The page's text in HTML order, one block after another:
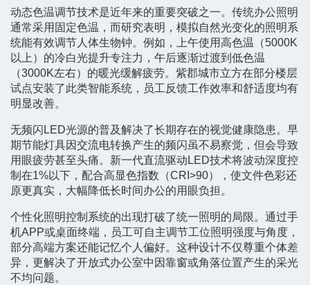
动态色温调节技术是近年来的重要突破之一。传统办公照明
通常采用固定色温，而研究表明，模拟自然光变化的照明系
统能有效调节人体生物钟。例如，上午使用高色温（5000K
以上）的冷白光提升专注力，午后逐渐过渡到低色温
（3000K左右）的暖光缓解疲劳。紫郡城市立方在部分楼层
试点安装了此类智能系统，员工反馈工作效率和舒适度均有
明显改善。
无频闪LED光源的普及解决了长期存在的视觉健康隐患。早
期节能灯具因交流电转换产生的频闪虽不易察觉，但会导致
用眼疲劳甚至头痛。新一代直流驱动LED技术将波动深度控
制在1%以下，配合高显色指数（CRI>90），使文件色彩还
原更真实，大幅降低长时间办公的用眼负担。
个性化照明控制系统的出现打破了统一照明的局限。通过手
机APP或桌面终端，员工可自主调节工位照明强度与角度，
部分高端方案还能记忆个人偏好。这种设计不仅尊重个体差
异，更解决了开放式办公室中因靠窗或角落位置产生的采光
不均问题。